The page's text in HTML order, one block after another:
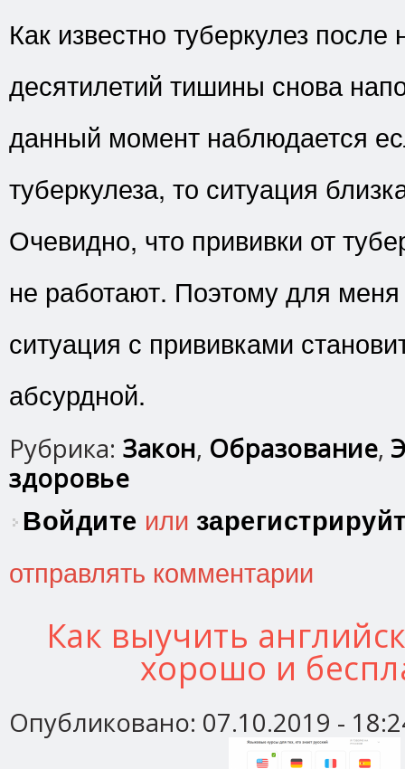
Как известно туберкулез после
десятилетий тишины снова
данный момент наблюдается
туберкулеза, то ситуация
Очевидно, что прививки от
не работают. Поэтому для меня
ситуация с прививками
абсурдной.
Рубрика: Закон, Образование,
здоровье
Войдите или
отправлять комментарии
Как выучить
хорошо и
Опубликовано: 07.10.2019 -